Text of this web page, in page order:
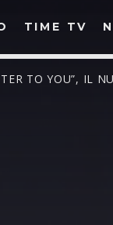
TIME TV
TO YOU”, IL